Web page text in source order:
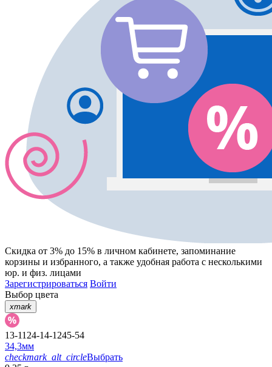
Скидка от 3% до 15% в личном кабинете, запоминание
корзины и избранного, а также удобная работа с несколькими
юр. и физ. лицами
Зарегистрироваться Войти
Выбор цвета
xmark
13-1124-14-1245-54
34,3мм
checkmark_alt_circleВыбрать